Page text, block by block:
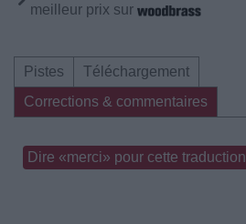
meilleur prix sur
Pistes
Téléchargement
Corrections & commentaires
Dire «merci» pour cette traduction